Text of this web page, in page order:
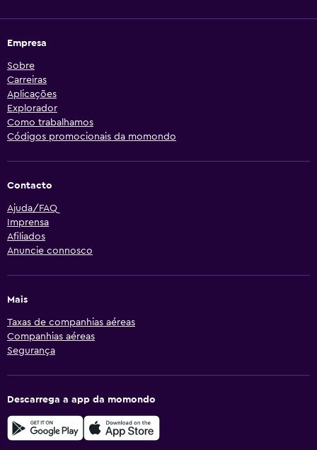
Empresa
Sobre
Carreiras
Aplicações
Explorador
Como trabalhamos
Códigos promocionais da momondo
Contacto
Ajuda/FAQ
Imprensa
Afiliados
Anuncie connosco
Mais
Taxas de companhias aéreas
Companhias aéreas
Segurança
Descarrega a app da momondo